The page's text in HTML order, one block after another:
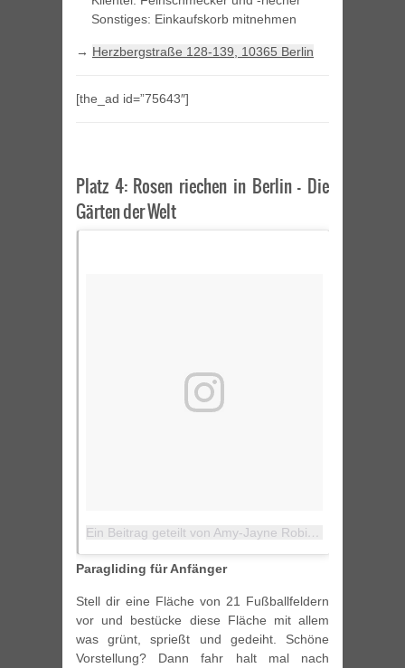
Sonstiges: Einkaufskorb mitnehmen
→ Herzbergstraße 128-139, 10365 Berlin
[the_ad id=”75643″]
Platz 4: Rosen riechen in Berlin – Die
Gärten der Welt
Paragliding für Anfänger
Stell dir eine Fläche von 21 Fußballfeldern
vor und bestücke diese Fläche mit allem
was grünt, sprießt und gedeiht. Schöne
Vorstellung? Dann fahr halt mal nach